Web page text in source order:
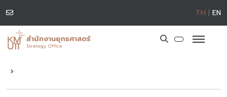
TH | EN